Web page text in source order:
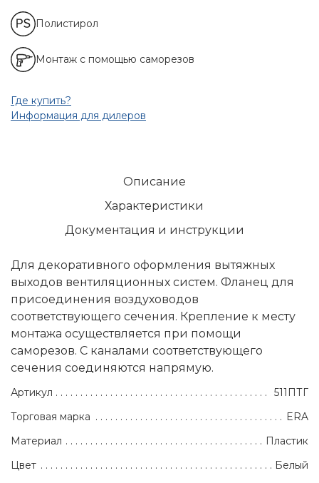
Полистирол
Монтаж с помощью саморезов
Где купить?
Информация для дилеров
Описание
Характеристики
Документация и инструкции
Для декоративного оформления вытяжных
выходов вентиляционных систем. Фланец для
присоединения воздуховодов
соответствующего сечения. Крепление к месту
монтажа осуществляется при помощи
саморезов. C каналами соответствующего
сечения соединяются напрямую.
Артикул
511ПТГ
Торговая марка
ERA
Материал
Пластик
Цвет
Белый